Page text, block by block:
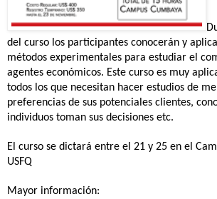
del curso los participantes conocerán y
métodos experimentales para estudiar el
agentes económicos. Este curso es muy
todos los que necesitan hacer estudios de
preferencias de sus potenciales clientes,
individuos toman sus decisiones etc.
El curso se dictará entre el 21 y 25 en el
USFQ
Mayor información: